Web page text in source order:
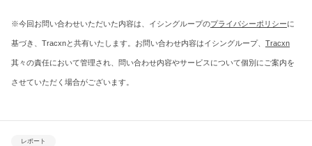
※今回お問い合わせいただいた内容は、イシングループのプライバシーポリシーに
基づき、Tracxnと共有いたします。お問い合わせ内容はイシングループ、 Tracxn
其々の責任において管理され、問い合わせ内容やサービスについて個別にご案内を
させていただく場合がございます。
レポート